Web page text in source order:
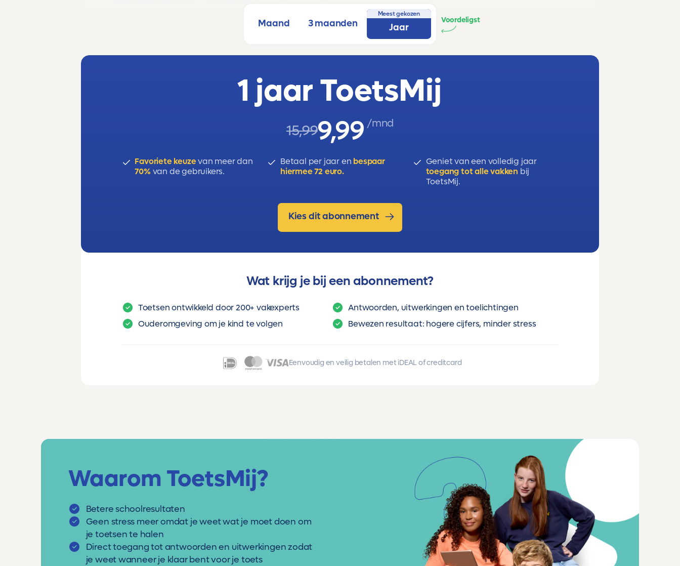
Maand 3 maanden
Meest gekozen
Jaar
Voordeligst
1 jaar ToetsMij
15,999,99 /mnd
Favoriete keuzevan meer dan
70%van de gebruikers.
Betaal per jaar en bespaar
hiermee 72 euro.
Geniet van een volledig jaar
toegang tot alle vakken bij
ToetsMij.
Kies dit abonnement
Wat krijg je bij een abonnement?
Toetsen ontwikkeld door 200+ vakexperts
Antwoorden, uitwerkingen en toelichtingen
Ouderomgeving om je kind te volgen
Bewezen resultaat: hogere cijfers, minder stress
Eenvoudig en veilig betalen met iDEAL of creditcard
Waarom ToetsMij?
Betere schoolresultaten
Geen stress meer omdat je weet wat je moet doen om
je toetsen te halen
Direct toegang tot antwoorden en uitwerkingen zodat
je weet wanneer je klaar bent voor je toets